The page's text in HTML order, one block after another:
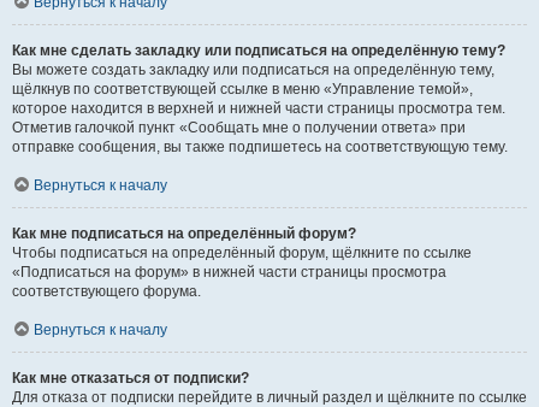
Как мне сделать закладку или подписаться на определённую тему?
Вы можете создать закладку или подписаться на определённую тему,
щёлкнув по соответствующей ссылке в меню «Управление темой»,
которое находится в верхней и нижней части страницы просмотра тем.
Отметив галочкой пункт «Сообщать мне о получении ответа» при
отправке сообщения, вы также подпишетесь на соответствующую тему.
Вернуться к началу
Как мне подписаться на определённый форум?
Чтобы подписаться на определённый форум, щёлкните по ссылке
«Подписаться на форум» в нижней части страницы просмотра
соответствующего форума.
Вернуться к началу
Как мне отказаться от подписки?
Для отказа от подписки перейдите в личный раздел и щёлкните по ссылке